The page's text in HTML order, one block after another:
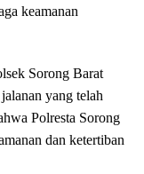
keamanan
Sorong Barat
yang telah
Polresta Sorong
dan ketertiban